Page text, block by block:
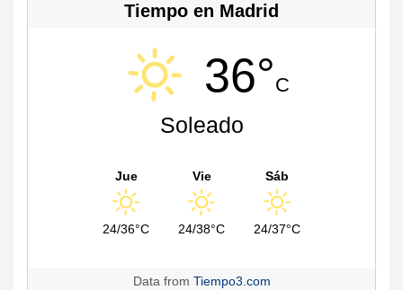
Tiempo en Madrid
36°C
Soleado
Jue
24/36°C
Vie
24/38°C
Sáb
24/37°C
Data from Tiempo3.com